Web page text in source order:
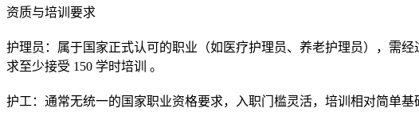
资质与培训要求
护理员：属于国家正式认可的职业（如医疗护理员、养老护理员），需
求至少接受 150 学时培训 。
护工：通常无统一的国家职业资格要求，入职门槛灵活，培训相对简单基